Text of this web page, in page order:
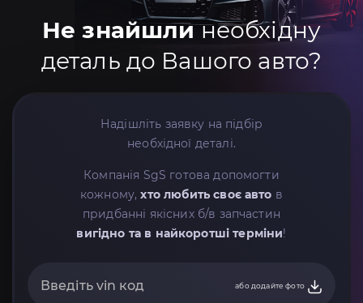
Не знайшлинеобхідну
деталь до Вашого авто?
Надішліть заявку на підбір
необхідної деталі.
Компанія SgS готова допомогти
кожному,хто любить своє авто в
придбанні якісних б/в запчастин
вигідно та в найкоротші терміни!
або додайте фото